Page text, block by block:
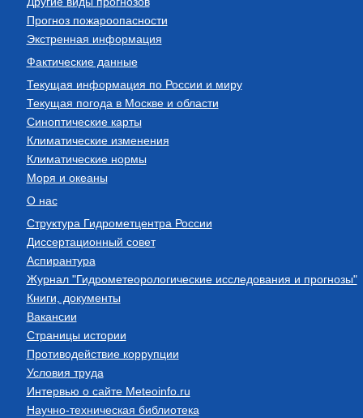
Прогноз пожароопасности
Экстренная информация
Фактические данные
Текущая информация по России и миру
Текущая погода в Москве и области
Синоптические карты
Климатические изменения
Климатические нормы
Моря и океаны
О нас
Структура Гидрометцентра России
Диссертационный совет
Аспирантура
Журнал "Гидрометеорологические исследования и прогнозы"
Книги, документы
Вакансии
Страницы истории
Противодействие коррупции
Условия труда
Интервью о сайте Meteoinfo.ru
Научно-техническая библиотека